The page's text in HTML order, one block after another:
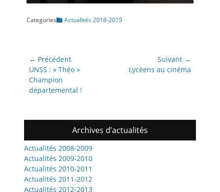
Categories Actualités 2018-2019
Navigation
de
l’article
← Précédent
Article
précédent:
UNSS : « Théo »
Champion
départemental !
Suivant →
ArticleLycéens au cinéma
Archives d’actualités
Actualités 2008-2009
Actualités 2009-2010
Actualités 2010-2011
Actualités 2011-2012
Actualités 2012-2013